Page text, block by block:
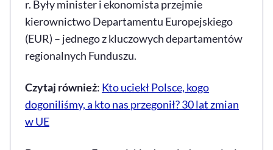
r. Były minister i ekonomista przejmie
kierownictwo Departamentu Europejskiego
(EUR) – jednego z kluczowych departamentów
regionalnych Funduszu.
Czytaj również: Kto uciekł Polsce, kogo
dogoniliśmy, a kto nas przegonił? 30 lat zmian
w UE